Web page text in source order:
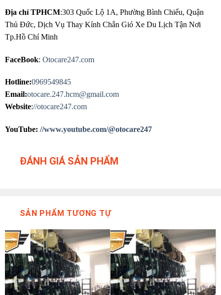
Địa chỉ TPHCM:303 Quốc Lộ 1A, Phường Bình Chiểu, Quận
Thủ Đức, Dịch Vụ Thay Kính Chắn Gió Xe Du Lịch Tận Nơi
Tp.Hồ Chí Minh
FaceBook: Otocare247.com
Hotline:0969549845
Email:otocare.247.hcm@gmail.com
Website://otocare247.com
YouTube: //www.youtube.com/@otocare247
ĐÁNH GIÁ SẢN PHẨM
SẢN PHẨM TƯƠNG TỰ